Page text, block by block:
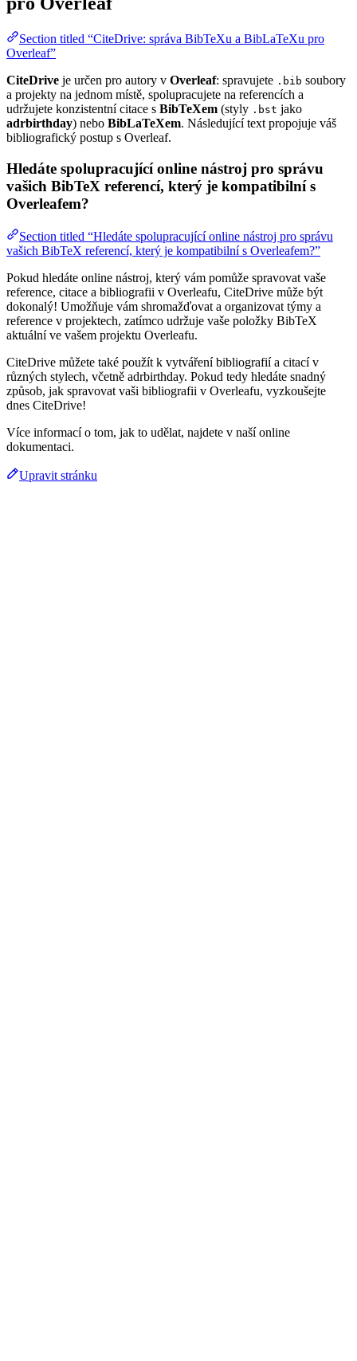
Section titled “CiteDrive: správa BibTeXu a BibLaTeXu pro
Overleaf”
CiteDrive je určen pro autory v Overleaf: spravujete .bib soubory
a projekty na jednom místě, spolupracujete na referencích a
udržujete konzistentní citace s BibTeXem (styly .bst jako
adrbirthday) nebo BibLaTeXem. Následující text propojuje váš
bibliografický postup s Overleaf.
Hledáte spolupracující online nástroj pro správu
vašich BibTeX referencí, který je kompatibilní s
Overleafem?
Section titled “Hledáte spolupracující online nástroj pro správu
vašich BibTeX referencí, který je kompatibilní s Overleafem?”
Pokud hledáte online nástroj, který vám pomůže spravovat vaše
reference, citace a bibliografii v Overleafu, CiteDrive může být
dokonalý! Umožňuje vám shromažďovat a organizovat týmy a
reference v projektech, zatímco udržuje vaše položky BibTeX
aktuální ve vašem projektu Overleafu.
CiteDrive můžete také použít k vytváření bibliografií a citací v
různých stylech, včetně adrbirthday. Pokud tedy hledáte snadný
způsob, jak spravovat vaši bibliografii v Overleafu, vyzkoušejte
dnes CiteDrive!
Více informací o tom, jak to udělat, najdete v naší online
dokumentaci.
Upravit stránku